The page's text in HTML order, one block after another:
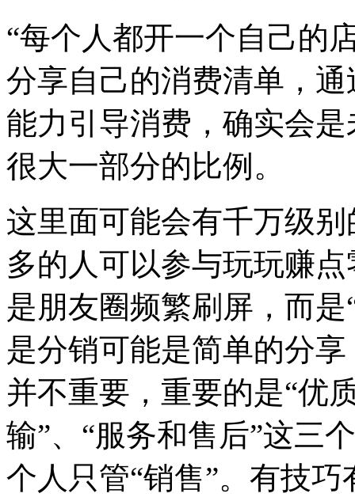
“每个人都开一个自己的
分享自己的消费清单，
能力引导消费，确实会
很大一部分的比例。
这里面可能会有千万级
多的人可以参与玩玩赚
是朋友圈频繁刷屏，而是
是分销可能是简单的分
并不重要，重要的是“优
输”、“服务和售后”这三
个人只管“销售”。有技